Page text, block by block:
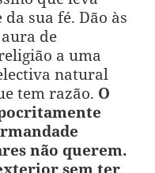
sua fé. Dão às
de
a uma
natural
tem razão. O
não querem.
sem ter